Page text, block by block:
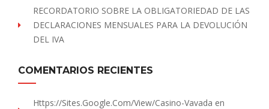
RECORDATORIO SOBRE LA OBLIGATORIEDAD DE LAS
DECLARACIONES MENSUALES PARA LA DEVOLUCIÓN
DEL IVA
COMENTARIOS RECIENTES
Https://sites.Google.com/view/Casino-Vavada en